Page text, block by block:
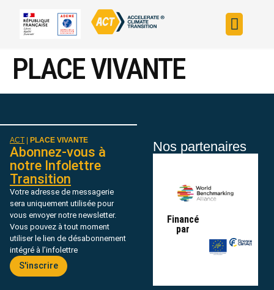
PLACE VIVANTE
ACT PLACE VIVANTE
Abonnez-vous à
notre Infolettre
Transition
Votre adresse de messagerie
sera uniquement utilisée pour
vous envoyer notre newsletter.
Vous pouvez à tout moment
utiliser le lien de désabonnement
intégré à l’infolettre
S'inscrire
Nos partenaires
Financé
par